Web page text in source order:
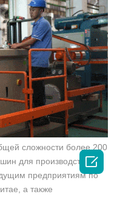
сложности более 200
для производства
предприятиям по
а также
